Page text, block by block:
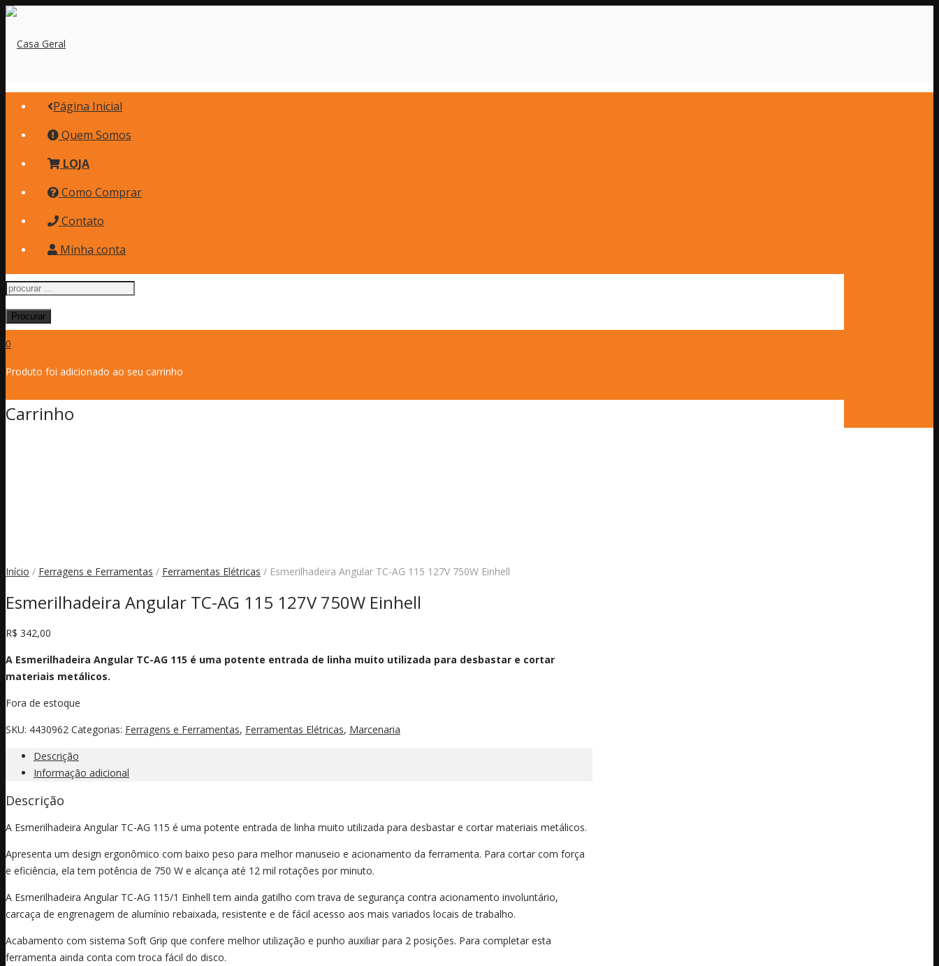
Página Inicial
Quem Somos
LOJA
Como Comprar
Contato
Minha conta
Procurar
0
Produto foi adicionado ao seu carrinho
Carrinho
Início / Ferragens e Ferramentas / Ferramentas Elétricas / Esmerilhadeira Angular TC-AG 115 127V 750W Einhell
Esmerilhadeira Angular TC-AG 115 127V 750W Einhell
R$ 342,00
A Esmerilhadeira Angular TC-AG 115 é uma potente entrada de linha muito utilizada para desbastar e cortar
materiais metálicos.
Fora de estoque
SKU: 4430962 Categorias: Ferragens e Ferramentas, Ferramentas Elétricas, Marcenaria
Descrição
Informação adicional
Descrição
A Esmerilhadeira Angular TC-AG 115 é uma potente entrada de linha muito utilizada para desbastar e cortar materiais metálicos.
Apresenta um design ergonômico com baixo peso para melhor manuseio e acionamento da ferramenta. Para cortar com força
e eficiência, ela tem potência de 750 W e alcança até 12 mil rotações por minuto.
A Esmerilhadeira Angular TC-AG 115/1 Einhell tem ainda gatilho com trava de segurança contra acionamento involuntário,
carcaça de engrenagem de alumínio rebaixada, resistente e de fácil acesso aos mais variados locais de trabalho.
Acabamento com sistema Soft Grip que confere melhor utilização e punho auxiliar para 2 posições. Para completar esta
ferramenta ainda conta com troca fácil do disco.